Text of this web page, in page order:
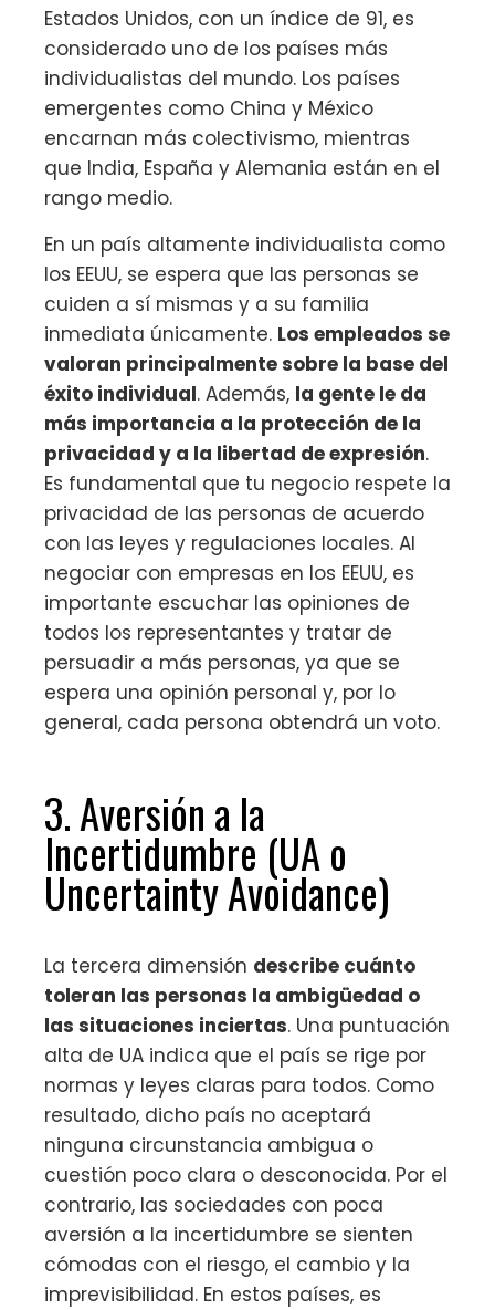
Estados Unidos, con un índice de 91, es
considerado uno de los países más
individualistas del mundo. Los países
emergentes como China y México
encarnan más colectivismo, mientras
que India, España y Alemania están en el
rango medio.
En un país altamente individualista como
los EEUU, se espera que las personas se
cuiden a sí mismas y a su familia
inmediata únicamente. Los empleados se
valoran principalmente sobre la base del
éxito individual. Además, la gente le da
más importancia a la protección de la
privacidad y a la libertad de expresión.
Es fundamental que tu negocio respete la
privacidad de las personas de acuerdo
con las leyes y regulaciones locales. Al
negociar con empresas en los EEUU, es
importante escuchar las opiniones de
todos los representantes y tratar de
persuadir a más personas, ya que se
espera una opinión personal y, por lo
general, cada persona obtendrá un voto.
3. Aversión a la
Incertidumbre (UA o
Uncertainty Avoidance)
La tercera dimensión describe cuánto
toleran las personas la ambigüedad o
las situaciones inciertas. Una puntuación
alta de UA indica que el país se rige por
normas y leyes claras para todos. Como
resultado, dicho país no aceptará
ninguna circunstancia ambigua o
cuestión poco clara o desconocida. Por el
contrario, las sociedades con poca
aversión a la incertidumbre se sienten
cómodas con el riesgo, el cambio y la
imprevisibilidad. En estos países, es